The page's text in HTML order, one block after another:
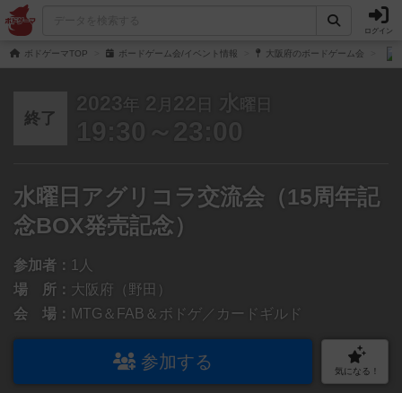
ログイン
ボドゲーマTOP ボードゲーム会/イベント情報 大阪府のボードゲーム会
終了
2023年 2 月 22 日 水 曜日
19:30～23:00
水曜日アグリコラ交流会（15周年記
念BOX発売記念）
参加者： 1人
場 所： 大阪府（野田）
会 場： MTG＆FAB＆ボドゲ／カードギルド
参加する 気になる！